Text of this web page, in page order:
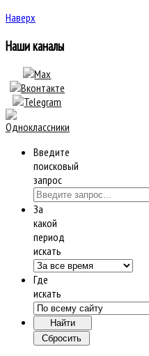
Наверх
Наши каналы
Введите
поисковый
запрос
За
какой
период
искать
Где
искать